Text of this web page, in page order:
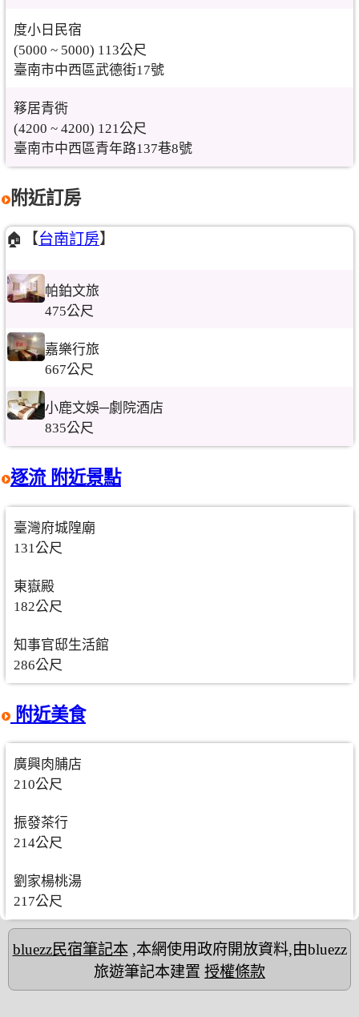
度小日民宿
(5000 ~ 5000) 113公尺
臺南市中西區武德街17號
簃居青衖
(4200 ~ 4200) 121公尺
臺南市中西區青年路137巷8號
附近訂房
🏠【台南訂房】
帕鉑文旅
475公尺
嘉樂行旅
667公尺
小鹿文娛─劇院酒店
835公尺
逐流 附近景點
臺灣府城隍廟
131公尺
東嶽殿
182公尺
知事官邸生活館
286公尺
附近美食
廣興肉脯店
210公尺
振發茶行
214公尺
劉家楊桃湯
217公尺
bluezz民宿筆記本,本網使用政府開放資料,由bluezz
旅遊筆記本建置 授權條款